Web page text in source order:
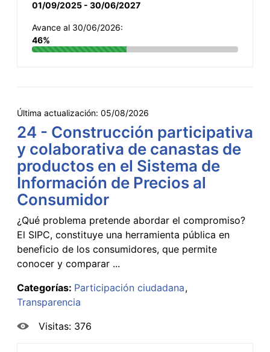
01/09/2025 - 30/06/2027
Avance al 30/06/2026:
46%
Última actualización: 05/08/2026
24 - Construcción participativa
y colaborativa de canastas de
productos en el Sistema de
Información de Precios al
Consumidor
¿Qué problema pretende abordar el compromiso?
El SIPC, constituye una herramienta pública en
beneficio de los consumidores, que permite
conocer y comparar ...
Categorías: Participación ciudadana
Transparencia
Visitas: 376